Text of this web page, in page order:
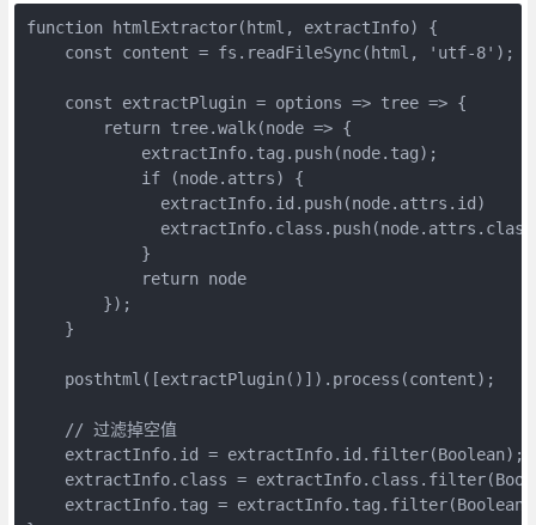
function htmlExtractor(html, extractInfo) {
    const content = fs.readFileSync(html, 'utf-8');
    const extractPlugin = options => tree => {
        return tree.walk(node => {
            extractInfo.tag.push(node.tag);
            if (node.attrs) {
              extractInfo.id.push(node.attrs.id)
            }
            return node
        });
    }
    posthtml([extractPlugin()]).process(content);
    // 过滤掉空值
    extractInfo.id = extractInfo.id.filter(Boolean);
extractInfo.class =
extractInfo.tag =